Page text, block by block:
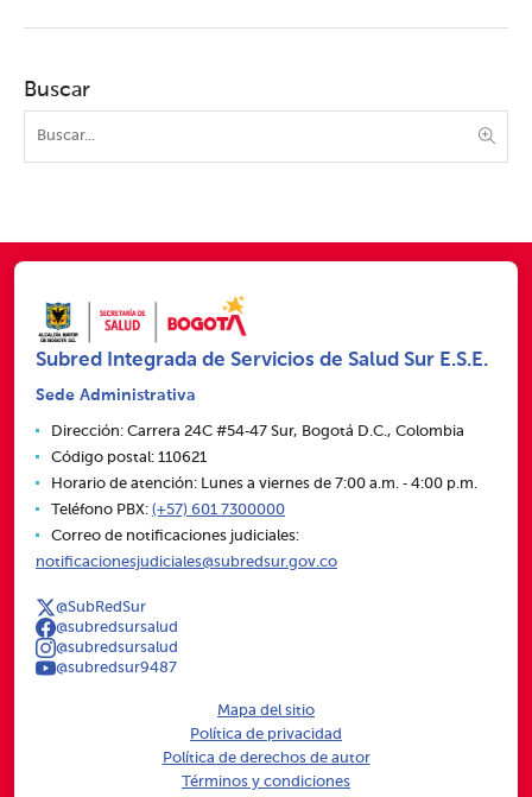
Buscar
Subred Integrada de Servicios de Salud Sur E.S.E.
Sede Administrativa
Dirección: Carrera 24C #54‑47 Sur, Bogotá D.C., Colombia
Código postal: 110621
Horario de atención: Lunes a viernes de 7:00 a.m. ‑ 4:00 p.m.
Teléfono PBX: (+57) 601 7300000
Correo de notificaciones judiciales:
notificacionesjudiciales@subredsur.gov.co
@SubRedSur
@subredsursalud
@subredsursalud
@subredsur9487
Mapa del sitio
Política de privacidad
Política de derechos de autor
Términos y condiciones